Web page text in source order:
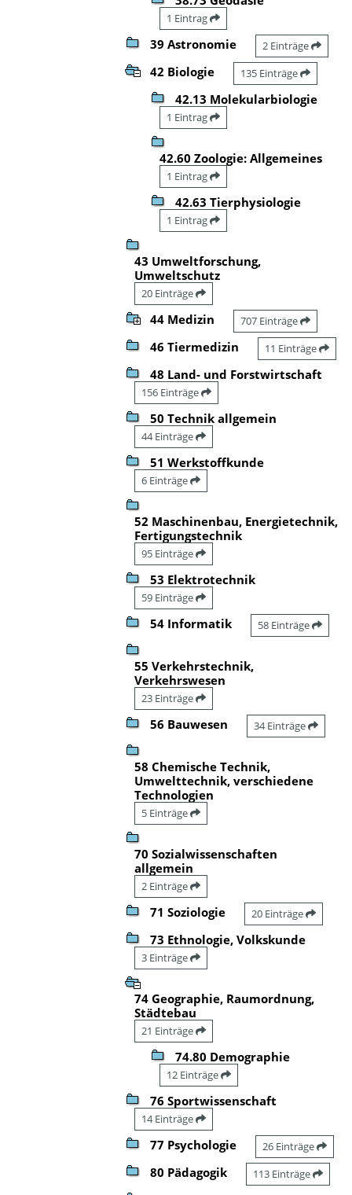
1 Eintrag
39 Astronomie 2 Einträge
42 Biologie 135 Einträge
42.13 Molekularbiologie
1 Eintrag
42.60 Zoologie: Allgemeines
1 Eintrag
42.63 Tierphysiologie
1 Eintrag
43 Umweltforschung,
Umweltschutz
20 Einträge
44 Medizin 707 Einträge
46 Tiermedizin 11 Einträge
48 Land- und Forstwirtschaft
156 Einträge
50 Technik allgemein
44 Einträge
51 Werkstoffkunde
6 Einträge
52 Maschinenbau, Energietechnik,
Fertigungstechnik
95 Einträge
53 Elektrotechnik
59 Einträge
54 Informatik 58 Einträge
55 Verkehrstechnik,
Verkehrswesen
23 Einträge
56 Bauwesen 34 Einträge
58 Chemische Technik,
Umwelttechnik, verschiedene
Technologien
5 Einträge
70 Sozialwissenschaften
allgemein
2 Einträge
71 Soziologie 20 Einträge
73 Ethnologie, Volkskunde
3 Einträge
74 Geographie, Raumordnung,
Städtebau
21 Einträge
74.80 Demographie
12 Einträge
76 Sportwissenschaft
14 Einträge
77 Psychologie 26 Einträge
80 Pädagogik 113 Einträge